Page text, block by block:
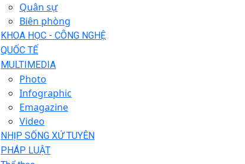
Quân sự
Biên phòng
KHOA HỌC - CÔNG NGHỆ
QUỐC TẾ
MULTIMEDIA
Photo
Infographic
Emagazine
Video
NHỊP SỐNG XỨ TUYÊN
PHÁP LUẬT